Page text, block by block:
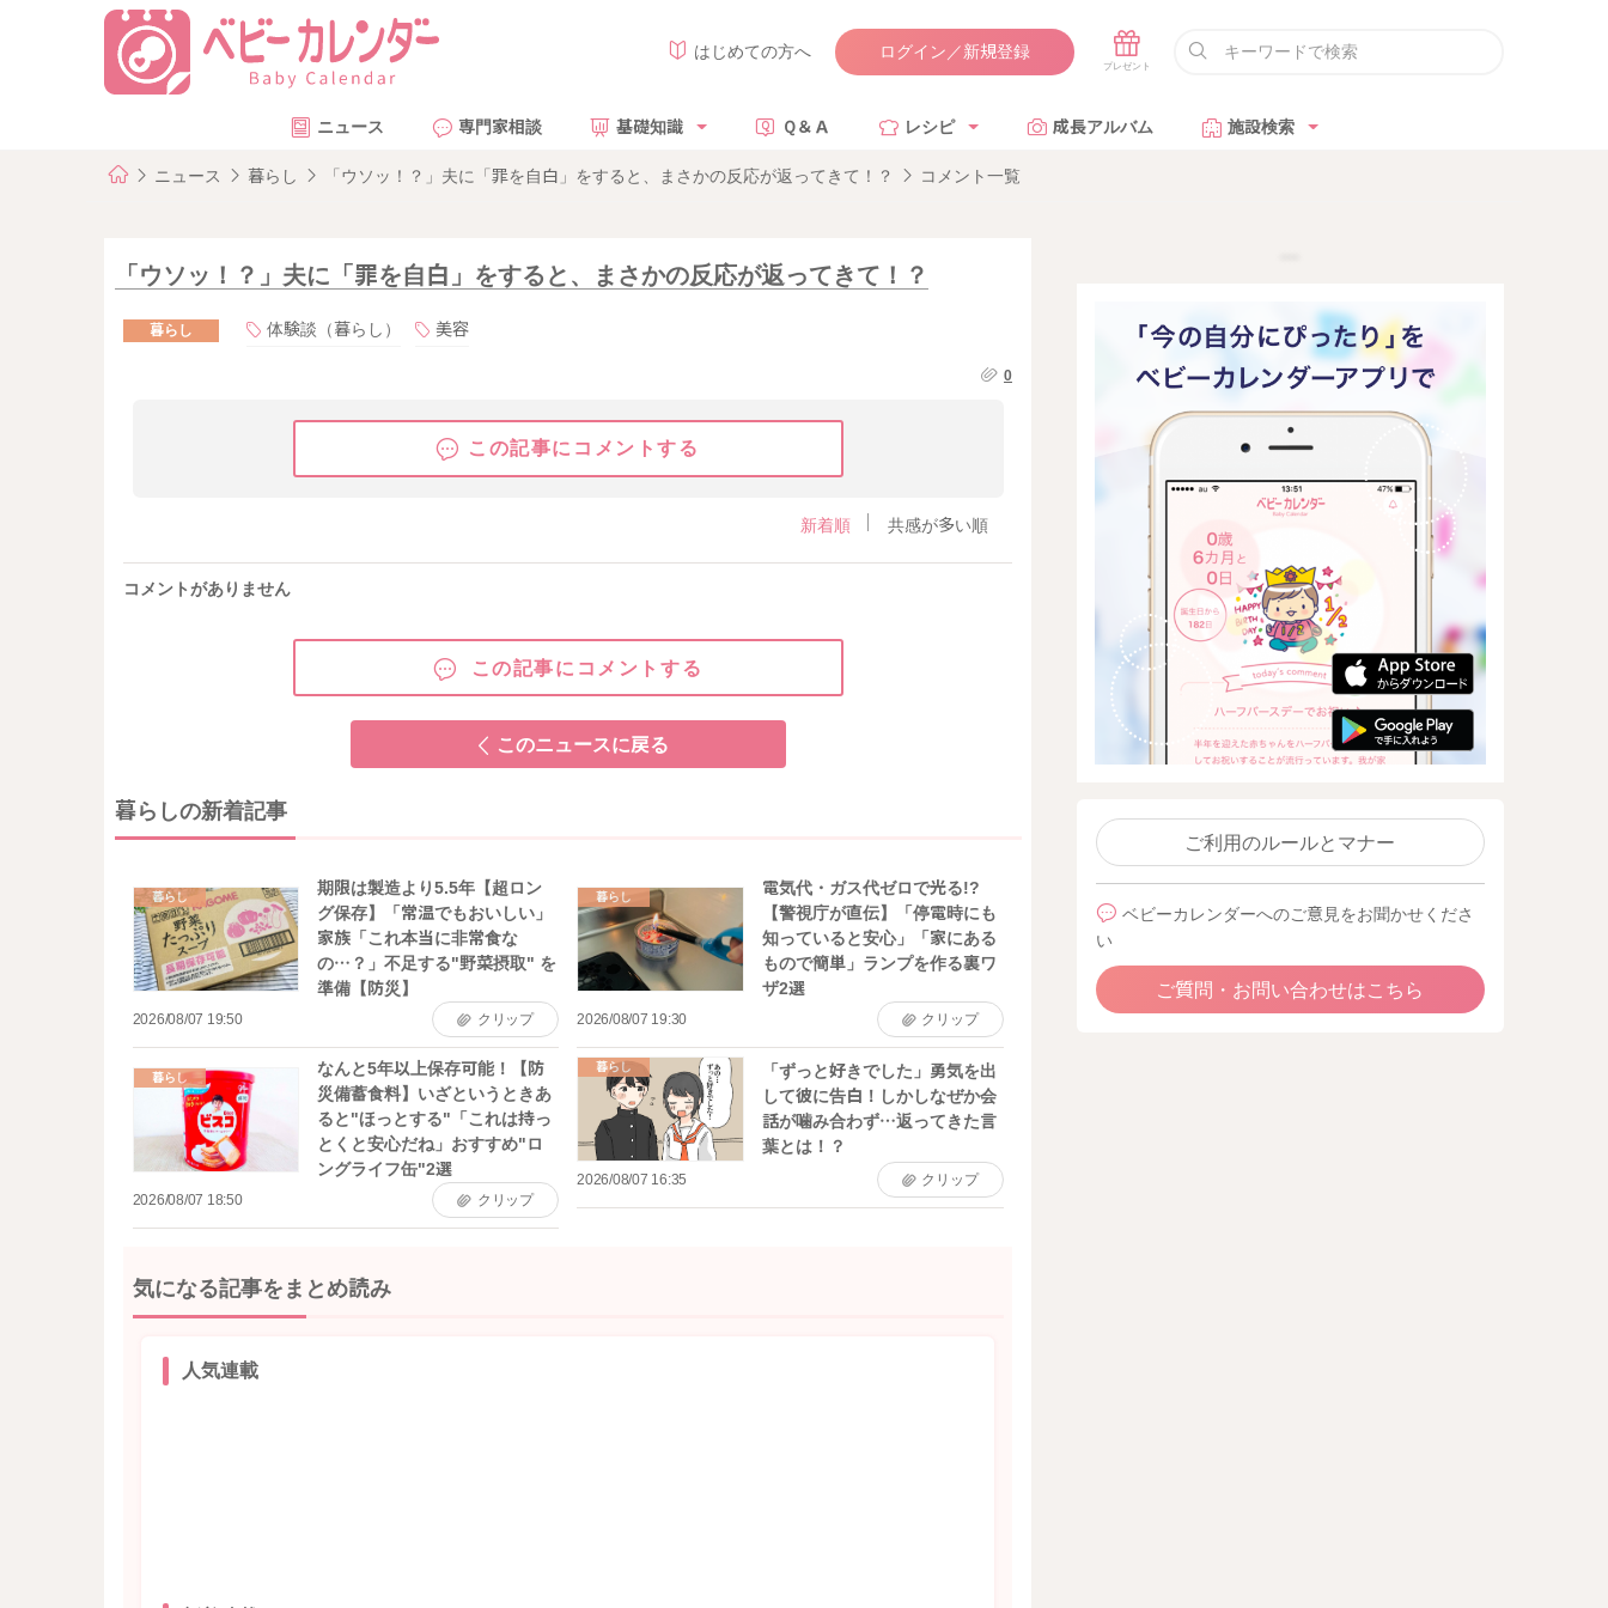
はじめての方へ ログイン／新規登録
ニュース 専門家相談 基礎知識 Ｑ＆Ａ レシピ 成長アルバム 施設検索
ニュース 暮らし 「ウソッ！？」夫に「罪を自白」をすると、まさかの反応が返ってきて！？ コメント一覧
「ウソッ！？」夫に「罪を自白」をすると、まさかの反応が返ってきて！？
暮らし 体験談（暮らし） 美容
0
この記事にコメントする
新着順 共感が多い順
コメントがありません
この記事にコメントする
このニュースに戻る
暮らしの新着記事
暮らし
期限は製造より5.5年【超ロン
グ保存】「常温でもおいしい」
家族「これ本当に非常食な
の…？」不足する"野菜摂取" を
準備【防災】
2026/08/07 19:50 クリップ
暮らし
電気代・ガス代ゼロで光る!?
【警視庁が直伝】「停電時にも
知っていると安心」「家にある
もので簡単」ランプを作る裏ワ
ザ2選
2026/08/07 19:30 クリップ
暮らし
なんと5年以上保存可能！【防
災備蓄食料】いざというときあ
ると"ほっとする"「これは持っ
とくと安心だね」おすすめ"ロ
ングライフ缶"2選
2026/08/07 18:50 クリップ
暮らし
「ずっと好きでした」勇気を出
して彼に告白！しかしなぜか会
話が噛み合わず…返ってきた言
葉とは！？
2026/08/07 16:35 クリップ
気になる記事をまとめ読み
人気連載
ご利用のルールとマナー
ベビーカレンダーへのご意見をお聞かせくださ
い
ご質問・お問い合わせはこちら